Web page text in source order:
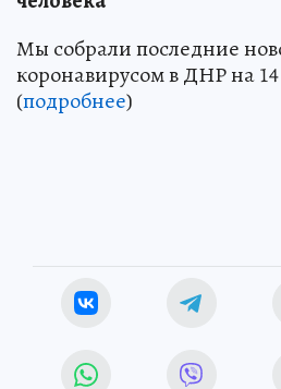
Мы собрали последние
коронавирусом в ДНР на 14
(подробнее)